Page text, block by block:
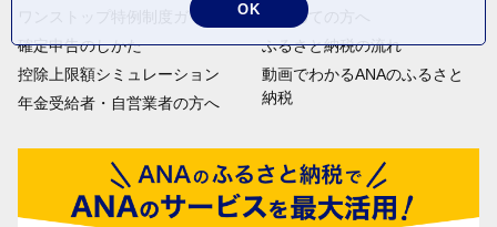
ワンストップ特例制度ガイド
確定申告のしかた
控除上限額シミュレーション
年金受給者・自営業者の方へ
はじめての方へ
ふるさと納税の流れ
動画でわかるANAのふるさと
納税
OK